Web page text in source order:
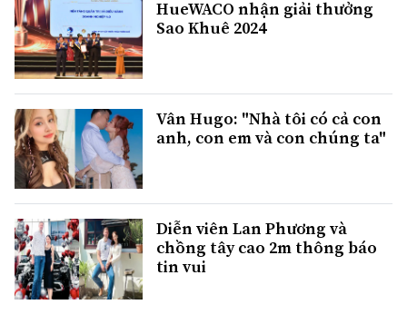
HueWACO nhận giải thưởng
Sao Khuê 2024
Vân Hugo: "Nhà tôi có cả con
anh, con em và con chúng ta"
Diễn viên Lan Phương và
chồng tây cao 2m thông báo
tin vui